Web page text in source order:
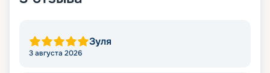
Зуля
3 августа 2026